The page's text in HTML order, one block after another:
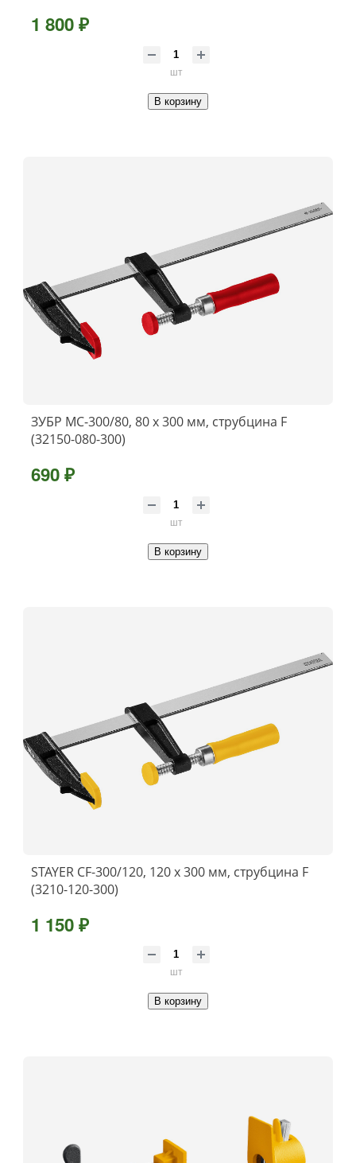
1 800 ₽
шт
В корзину
ЗУБР МС-300/80, 80 х 300 мм, струбцина F
(32150-080-300)
690 ₽
шт
В корзину
STAYER CF-300/120, 120 х 300 мм, струбцина F
(3210-120-300)
1 150 ₽
шт
В корзину